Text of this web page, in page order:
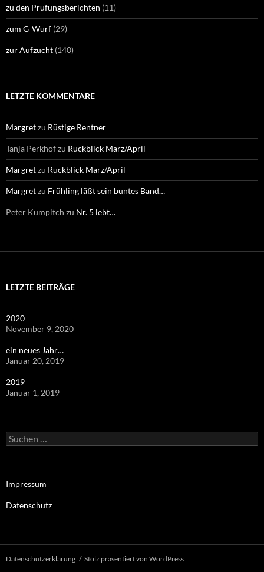
zu den Prüfungsberichten (11)
zum G-Wurf (29)
zur Aufzucht (140)
LETZTE KOMMENTARE
Margretzu Rüstige Rentner
Tanja Perkhofzu Rückblick März/April
Margretzu Rückblick März/April
Margretzu Frühling läßt sein buntes Band…
Peter Kumpitch zu Nr. 5 lebt…
LETZTE BEITRÄGE
2020
November 9, 2020
ein neues Jahr…
Januar 20, 2019
2019
Januar 1, 2019
Suchen
nach:
Impressum
Datenschutz
Datenschutzerklärung Stolz präsentiert von WordPress